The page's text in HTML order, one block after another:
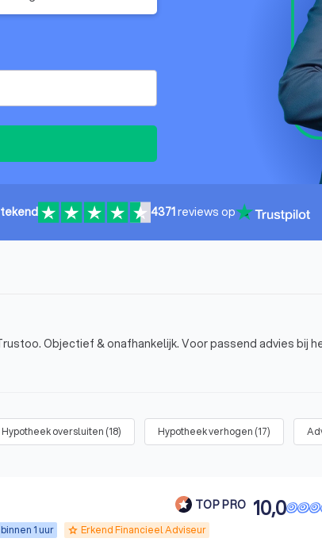
4371reviews op
Objectief & onafhankelijk. Voor passend advies bij
Hypotheek oversluiten (18) Hypotheek verhogen (17)
TOP PRO
1 uur grade Erkend Financieel Adviseur
10,0